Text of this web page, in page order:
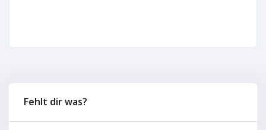
Fehlt dir was?